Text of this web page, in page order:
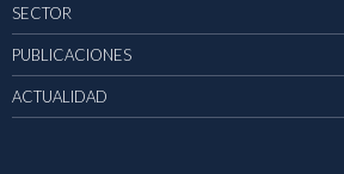
SECTOR
PUBLICACIONES
ACTUALIDAD